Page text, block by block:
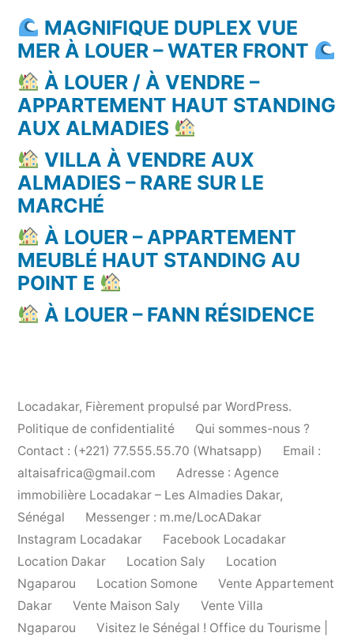
MAGNIFIQUE DUPLEX VUE
MER À LOUER – WATER FRONT
À LOUER / À VENDRE –
APPARTEMENT HAUT STANDING
AUX ALMADIES
VILLA À VENDRE AUX
ALMADIES – RARE SUR LE
MARCHÉ
À LOUER – APPARTEMENT
MEUBLÉ HAUT STANDING AU
POINT E
À LOUER – FANN RÉSIDENCE
Locadakar, Fièrement propulsé par WordPress.
Politique de confidentialité
Qui sommes-nous ?
Contact : (+221) 77.555.55.70 (Whatsapp)
Email :
altaisafrica@gmail.com
Adresse : Agence
immobilière Locadakar – Les Almadies Dakar,
Sénégal
Messenger : m.me/LocADakar
Instagram Locadakar
Facebook Locadakar
Location Dakar
Location Saly
Location
Ngaparou
Location Somone
Vente Appartement
Dakar
Vente Maison Saly
Vente Villa
Ngaparou
Visitez le Sénégal ! Office du Tourisme |